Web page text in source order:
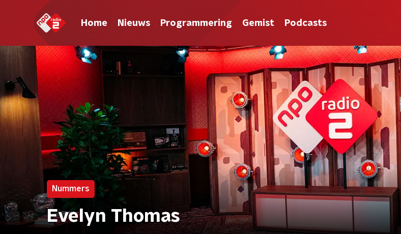
Home Nieuws Programmering Gemist Podcasts
Nummers
Evelyn Thomas